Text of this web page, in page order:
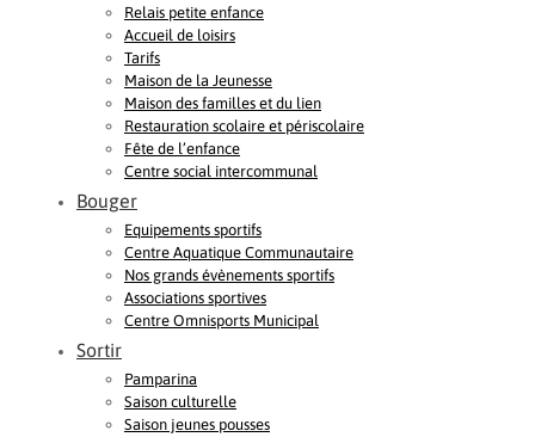
Relais petite enfance
Accueil de loisirs
Tarifs
Maison de la Jeunesse
Maison des familles et du lien
Restauration scolaire et périscolaire
Fête de l’enfance
Centre social intercommunal
Bouger
Equipements sportifs
Centre Aquatique Communautaire
Nos grands évènements sportifs
Associations sportives
Centre Omnisports Municipal
Sortir
Pamparina
Saison culturelle
Saison jeunes pousses